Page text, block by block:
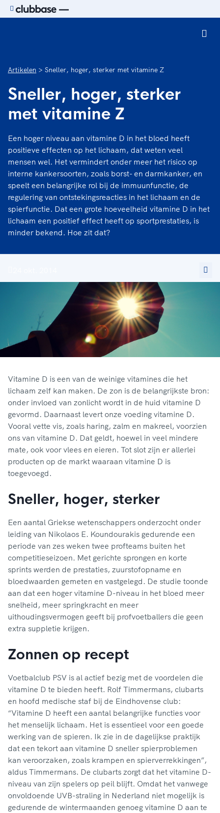
Artikelen Sneller, hoger, sterker met vitamine Z
Sneller, hoger, sterker
met vitamine Z
Een hoger niveau aan vitamine D in het bloed heeft
positieve effecten op het lichaam, dat weten veel
mensen wel. Het vermindert onder meer het risico op
interne kankersoorten, zoals borst- en darmkanker, en
speelt een belangrijke rol bij de immuunfunctie, de
regulering van ontstekingsreacties in het lichaam en de
spierfunctie. Dat een grote hoeveelheid vitamine D in het
lichaam een positief effect heeft op sportprestaties, is
minder bekend. Hoe zit dat?
Vitamine D is een van de weinige vitamines die het
lichaam zelf kan maken. De zon is de belangrijkste bron:
onder invloed van zonlicht wordt in de huid vitamine D
gevormd. Daarnaast levert onze voeding vitamine D.
Vooral vette vis, zoals haring, zalm en makreel, voorzien
ons van vitamine D. Dat geldt, hoewel in veel mindere
mate, ook voor vlees en eieren. Tot slot zijn er allerlei
producten op de markt waaraan vitamine D is
toegevoegd.
Sneller, hoger, sterker
Een aantal Griekse wetenschappers onderzocht onder
leiding van Nikolaos E. Koundourakis gedurende een
periode van zes weken twee profteams buiten het
competitieseizoen. Met gerichte sprongen en korte
sprints werden de prestaties, zuurstofopname en
bloedwaarden gemeten en vastgelegd. De studie toonde
aan dat een hoger vitamine D-niveau in het bloed meer
snelheid, meer springkracht en meer
uithoudingsvermogen geeft bij profvoetballers die geen
extra suppletie krijgen.
Zonnen op recept
Voetbalclub PSV is al actief bezig met de voordelen die
vitamine D te bieden heeft. Rolf Timmermans, clubarts
en hoofd medische staf bij de Eindhovense club:
“Vitamine D heeft een aantal belangrijke functies voor
het menselijk lichaam. Het is essentieel voor een goede
werking van de spieren. Ik zie in de dagelijkse praktijk
dat een tekort aan vitamine D sneller spierproblemen
kan veroorzaken, zoals krampen en spierverrekkingen”,
aldus Timmermans. De clubarts zorgt dat het vitamine D-
niveau van zijn spelers op peil blijft. Omdat het vanwege
onvoldoende UVB-straling in Nederland niet mogelijk is
gedurende de wintermaanden genoeg vitamine D aan te